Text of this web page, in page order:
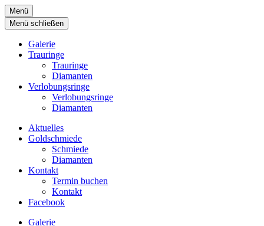
Menü
Menü schließen
Galerie
Trauringe
Trauringe
Diamanten
Verlobungsringe
Verlobungsringe
Diamanten
Aktuelles
Goldschmiede
Schmiede
Diamanten
Kontakt
Termin buchen
Kontakt
Facebook
Galerie